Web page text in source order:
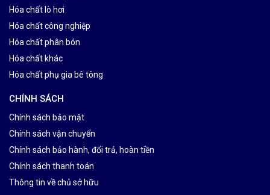
Hóa chất lò hơi
Hóa chất công nghiệp
Hóa chất phân bón
Hóa chất khác
Hóa chất phụ gia bê tông
CHÍNH SÁCH
Chính sách bảo mật
Chính sách vận chuyển
Chính sách bảo hành, đổi trả, hoàn tiền
Chính sách thanh toán
Thông tin về chủ sở hữu